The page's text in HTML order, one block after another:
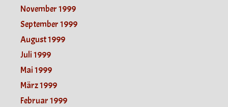
November 1999
September 1999
August 1999
Juli 1999
Mai 1999
März 1999
Februar 1999